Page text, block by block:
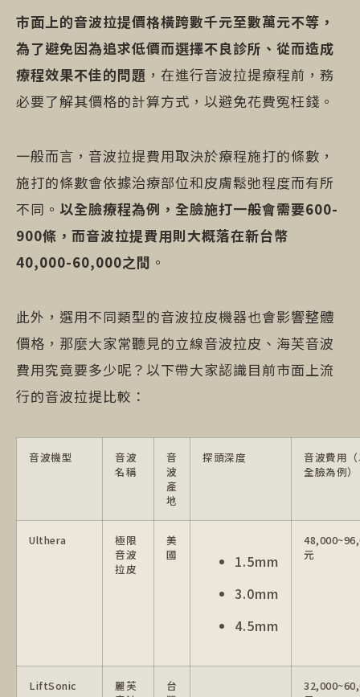
市面上的音波拉提價格橫跨數千元至數萬元不等，
為了避免因為追求低價而選擇不良診所、從而造成
療程效果不佳的問題 ，在進行音波拉提療程前，務
必要了解其價格的計算方式，以避免花費冤枉錢。
一般而言，音波拉提費用取決於療程施打的條數，
施打的條數會依據治療部位和皮膚鬆弛程度而有所
不同。 以全臉療程為例，全臉施打一般會需要600-
900條，而音波拉提費用則大概落在新台幣
40,000-60,000之間 。
此外，選用不同類型的音波拉皮機器也會影響整體
價格，那麼大家常聽見的立線音波拉皮、海芙音波
費用究竟要多少呢？以下帶大家認識目前市面上流
行的音波拉提比較：
音波機型
音波
名稱
音
波
產
地
探頭深度
音波費用
全臉為例）
Ulthera
極限
音波
拉皮
美
國
1.5mm
3.0mm
4.5mm
元
LiftSonic
麗芙
台